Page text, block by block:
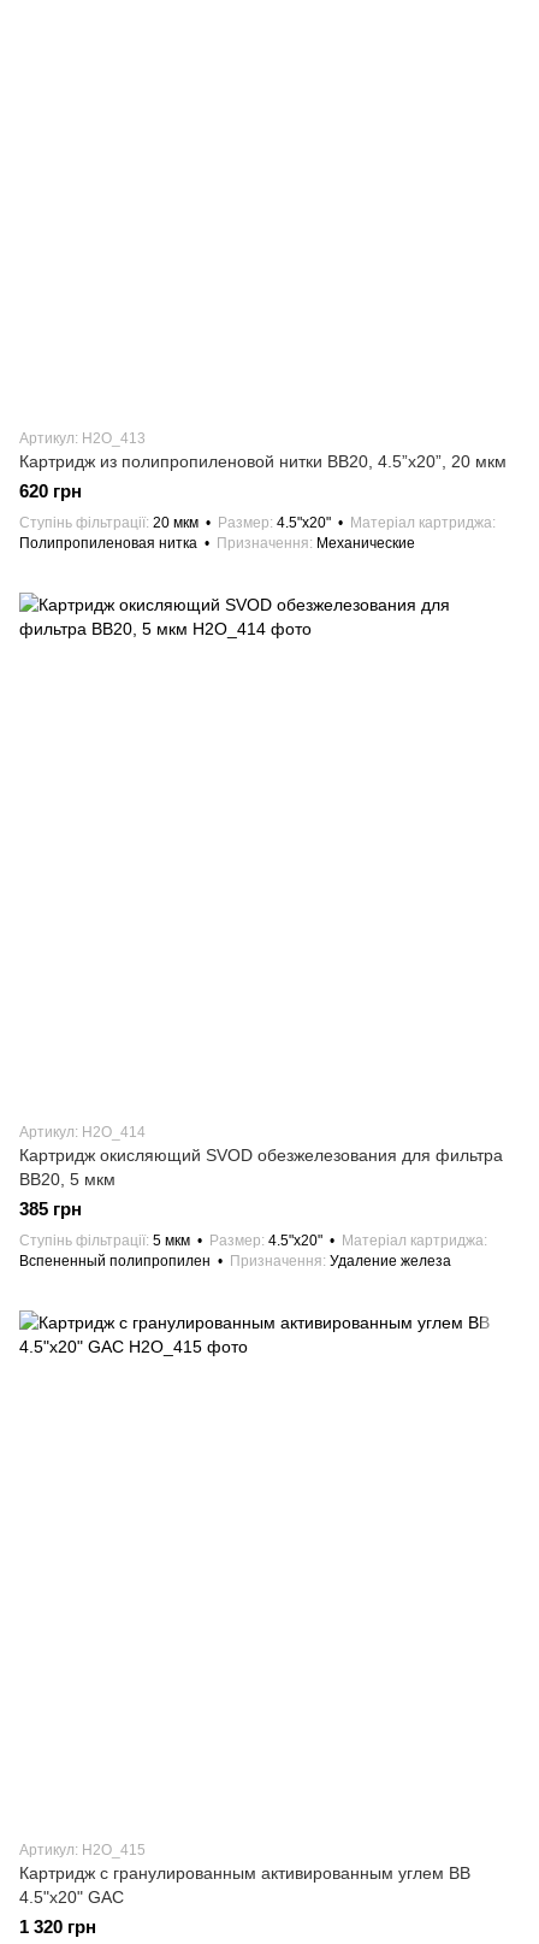
Артикул: H2О_413
Картридж из полипропиленовой нитки ВВ20, 4.5”x20”, 20 мкм
620 грн
Ступінь фільтрації 20 мкм Размер 4.5"х20"
Матеріал картриджа
Полипропиленовая нитка
Призначення Механические
Артикул: H2О_414
Картридж окисляющий SVOD обезжелезования для фильтра
ВВ20, 5 мкм
385 грн
Ступінь фільтрації 5 мкм Размер 4.5"х20"
Матеріал картриджа
Вспененный полипропилен
Призначення Удаление железа
Артикул: H2О_415
Картридж с гранулированным активированным углем ВВ
4.5"х20" GAC
1 320 грн